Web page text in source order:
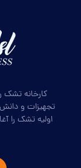
تجهیزات و
اولیه تشک را